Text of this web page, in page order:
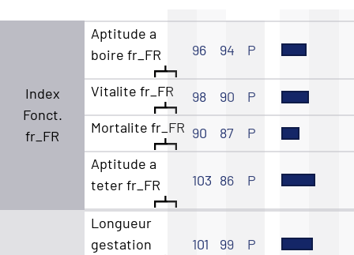
Index
Fonct.
fr_FR
Aptitude a
boire fr_FR
96 94 P
Vitalite fr_FR 98 90
P
Mortalite fr_FR 90 87
P
Aptitude a
teter fr_FR
103 86 P
Longueur
gestation
101 99 P